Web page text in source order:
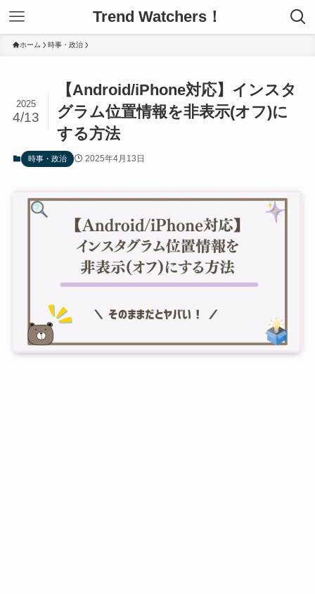
Trend Watchers！
ホーム 時事・政治
【Android/iPhone対応】インスタ
グラム位置情報を非表示(オフ)に
する方法
2025
4/13
時事・政治 2025年4月13日